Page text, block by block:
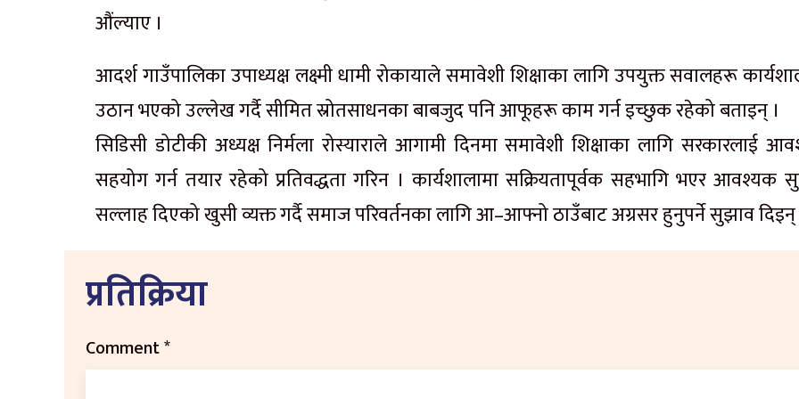
औंल्याए ।
आदर्श गाउँपालिका उपाध्यक्ष लक्ष्मी धामी रोकायाले समावेशी शिक्षाका लागि उपयुक्त सवालहरू
उठान भएको उल्लेख गर्दै सीमित स्रोतसाधनकाबाबजुदपनिआफूहरूकाम गर्न इच्छुक रहेको बताइन् ।
सिडिसी डोटीकी अध्यक्ष निर्मलारोस्याराले आगामी दिनमा समावेशी शिक्षाका लागि सरकारलाई
सहयोग गर्न तयार रहेको प्रतिवद्धता गरिन । कार्यशालामासक्रियतापूर्वक सहभागि भएर आवश्यक
सल्लाह दिएको खुसी व्यक्त गर्दै समाज परिवर्तनका लागि आ–आफ्नो ठाउँबाट अग्रसर हुनुपर्ने सुझाव दिइन्
प्रतिक्रिया
Comment*